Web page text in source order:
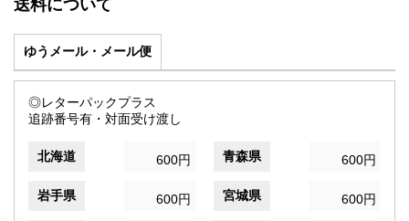
送料について
ゆうメール・メール便
◎レターパックプラス
追跡番号有・対面受け渡し
北海道 600円 青森県 600円
岩手県 600円 宮城県 600円